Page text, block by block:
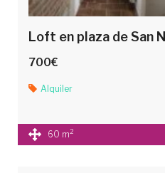
Loft en plaza de San
700€
Alquiler
60 m2